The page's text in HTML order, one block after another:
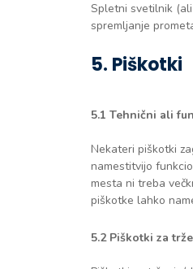
Spletni svetilnik
spremljanje
5. Piškotki
5.1 Tehnični ali
Nekateri piškotki
namestitvijo
mesta ni treba
piškotke lahko
5.2 Piškotki za